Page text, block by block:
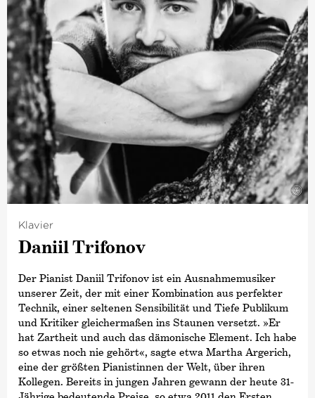
Hochschule der Künste studierte sie Violine bei Rudolf
Koelman. Hier begann sie auch mit ihrer Ausbildung zur
Dirigentin bei Constantin Trinks, Johannes Schlaefli und
Ulrich Windfuhr und besuchte eine Reihe von
Meisterkursen, u. a. bei Bernard Haitink, Michael Tilson
Thomas, David Zinman, Paavo Järvi, Neeme Järvi oder
Marin Alsop. Nach ihrem Abschluss in Zürich erwarb sie
einen Master in Dirigieren bei Alan Gilbert an der
Juilliard School in New York.
©
Klavier
Daniil Trifonov
Der Pianist Daniil Trifonov ist ein Ausnahmemusiker
unserer Zeit, der mit einer Kombination aus perfekter
Technik, einer seltenen Sensibilität und Tiefe Publikum
und Kritiker gleichermaßen ins Staunen versetzt. »Er
hat Zartheit und auch das dämonische Element. Ich habe
so etwas noch nie gehört«, sagte etwa Martha Argerich,
eine der größten Pianistinnen der Welt, über ihren
Kollegen. Bereits in jungen Jahren gewann der heute 31-